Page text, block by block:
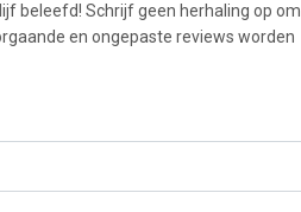
beleefd! Schrijf geen herhaling op om
en ongepaste reviews worden